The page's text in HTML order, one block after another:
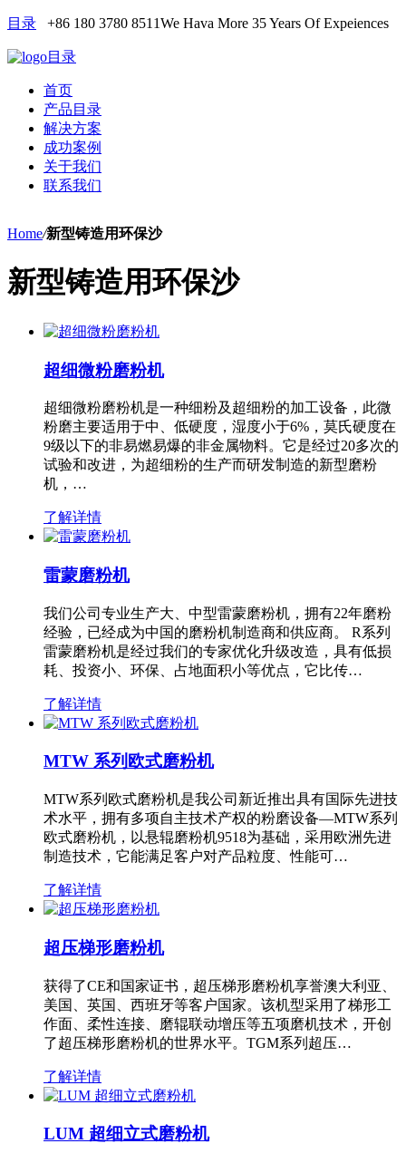
目录 +86 180 3780 8511We Hava More 35 Years Of Expeiences
目录
首页
产品目录
解决方案
成功案例
关于我们
联系我们
Home/新型铸造用环保沙
新型铸造用环保沙
超细微粉磨粉机
超细微粉磨粉机是一种细粉及超细粉的加工设备，此微
粉磨主要适用于中、低硬度，湿度小于6%，莫氏硬度在
9级以下的非易燃易爆的非金属物料。它是经过20多次的
试验和改进，为超细粉的生产而研发制造的新型磨粉
机，…
了解详情
雷蒙磨粉机
我们公司专业生产大、中型雷蒙磨粉机，拥有22年磨粉
经验，已经成为中国的磨粉机制造商和供应商。 R系列
雷蒙磨粉机是经过我们的专家优化升级改造，具有低损
耗、投资小、环保、占地面积小等优点，它比传…
了解详情
MTW 系列欧式磨粉机
MTW系列欧式磨粉机是我公司新近推出具有国际先进技
术水平，拥有多项自主技术产权的粉磨设备—MTW系列
欧式磨粉机，以悬辊磨粉机9518为基础，采用欧洲先进
制造技术，它能满足客户对产品粒度、性能可…
了解详情
超压梯形磨粉机
获得了CE和国家证书，超压梯形磨粉机享誉澳大利亚、
美国、英国、西班牙等客户国家。该机型采用了梯形工
作面、柔性连接、磨辊联动增压等五项磨机技术，开创
了超压梯形磨粉机的世界水平。TGM系列超压…
了解详情
LUM 超细立式磨粉机